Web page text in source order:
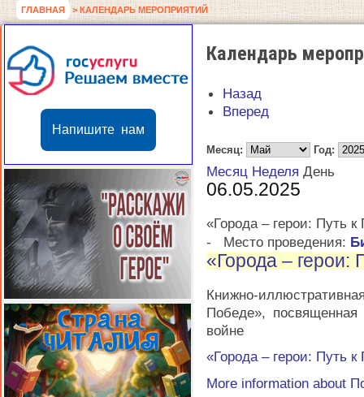
ГЛАВНАЯ > КАЛЕНДАРЬ МЕРОПРИЯТИЙ
Напишите нам
Календарь
Назад
Вперед
Месяц: Год:
Месяц Неделя День
06.05.2025
«Города – герои: Путь к
-
Место проведения:
«Города – герои:
Книжно-
Победе»,
войне
«Города – герои: Путь к
More information about